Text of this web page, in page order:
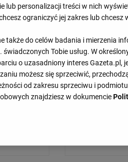
lub personalizacji treści w nich
ograniczyć jej zakres lub
także do celów badania i mierzenia
Tobie usług. W
o uzasadniony interes Gazeta.pl,
możesz się sprzeciwić,
od zakresu sprzeciwu i
znajdziesz w dokumencie
i przechowywanie